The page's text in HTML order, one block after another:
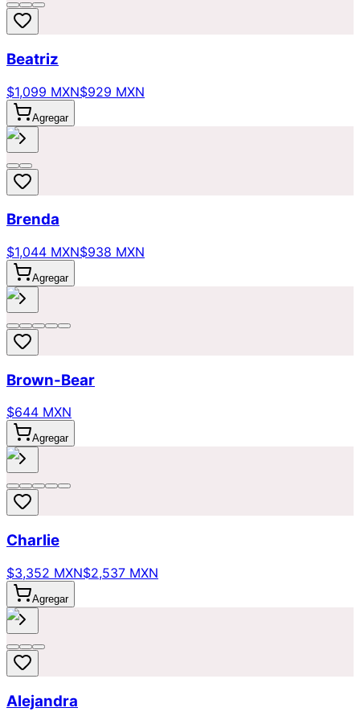
Beatriz
$1,099 MXN$929 MXN
Agregar
Brenda
$1,044 MXN$938 MXN
Agregar
Brown-Bear
$644 MXN
Agregar
Charlie
$3,352 MXN$2,537 MXN
Agregar
Alejandra